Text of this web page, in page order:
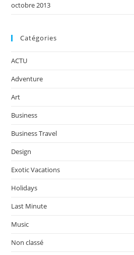
octobre 2013
Catégories
ACTU
Adventure
Art
Business
Business Travel
Design
Exotic Vacations
Holidays
Last Minute
Music
Non classé